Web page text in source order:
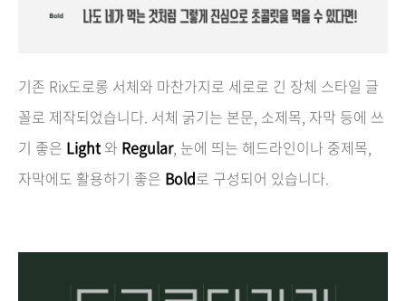
기존 Rix도로롱 서체와 마찬가지로 세로로 긴 장체 스타일 글
꼴로 제작되었습니다. 서체 굵기는 본문, 소제목, 자막 등에 쓰
기 좋은 Light와 Regular, 눈에 띄는 헤드라인이나 중제목,
자막에도 활용하기 좋은 Bold로 구성되어 있습니다.